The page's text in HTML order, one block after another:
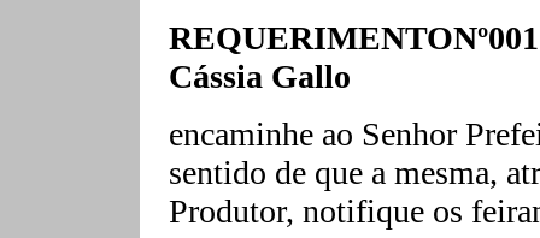
Cássia Gallo
encaminhe ao Senhor
sentido de que a mesma,
Produtor, notifique os